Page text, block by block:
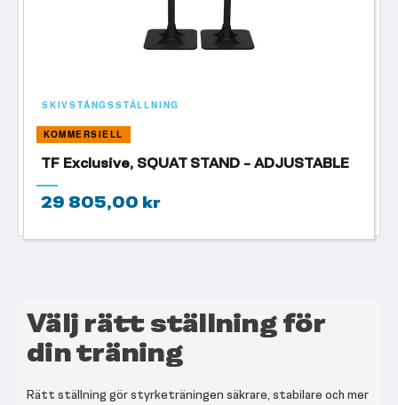
SKIVSTÅNGSSTÄLLNING
KOMMERSIELL
TF Exclusive, SQUAT STAND - ADJUSTABLE
29 805,00 kr
Välj rätt ställning för
din träning
Rätt ställning gör styrketräningen säkrare, stabilare och mer